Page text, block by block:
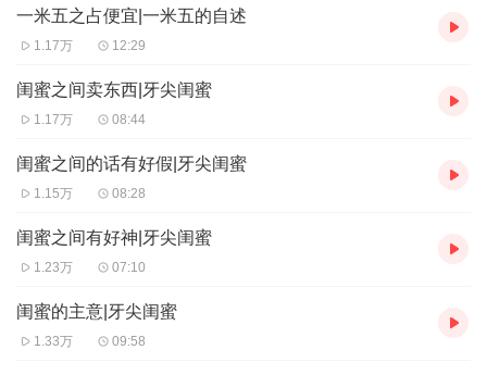
一米五之占便宜|一米五的自述
1.17万 12:29
闺蜜之间卖东西|牙尖闺蜜
1.17万 08:44
闺蜜之间的话有好假|牙尖闺蜜
1.15万 08:28
闺蜜之间有好神|牙尖闺蜜
1.23万 07:10
闺蜜的主意|牙尖闺蜜
1.33万 09:58